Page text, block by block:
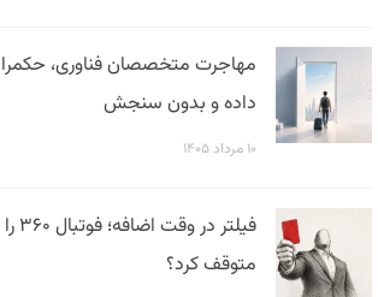
مهاجرت متخصصان فناوری،
داده و بدون سنجش
۱۰ مرداد ۱۴۰۵
متوقف کرد؟